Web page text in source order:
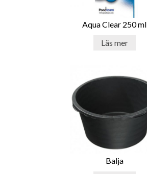
Aqua Clear 250 ml
Läs mer
Balja